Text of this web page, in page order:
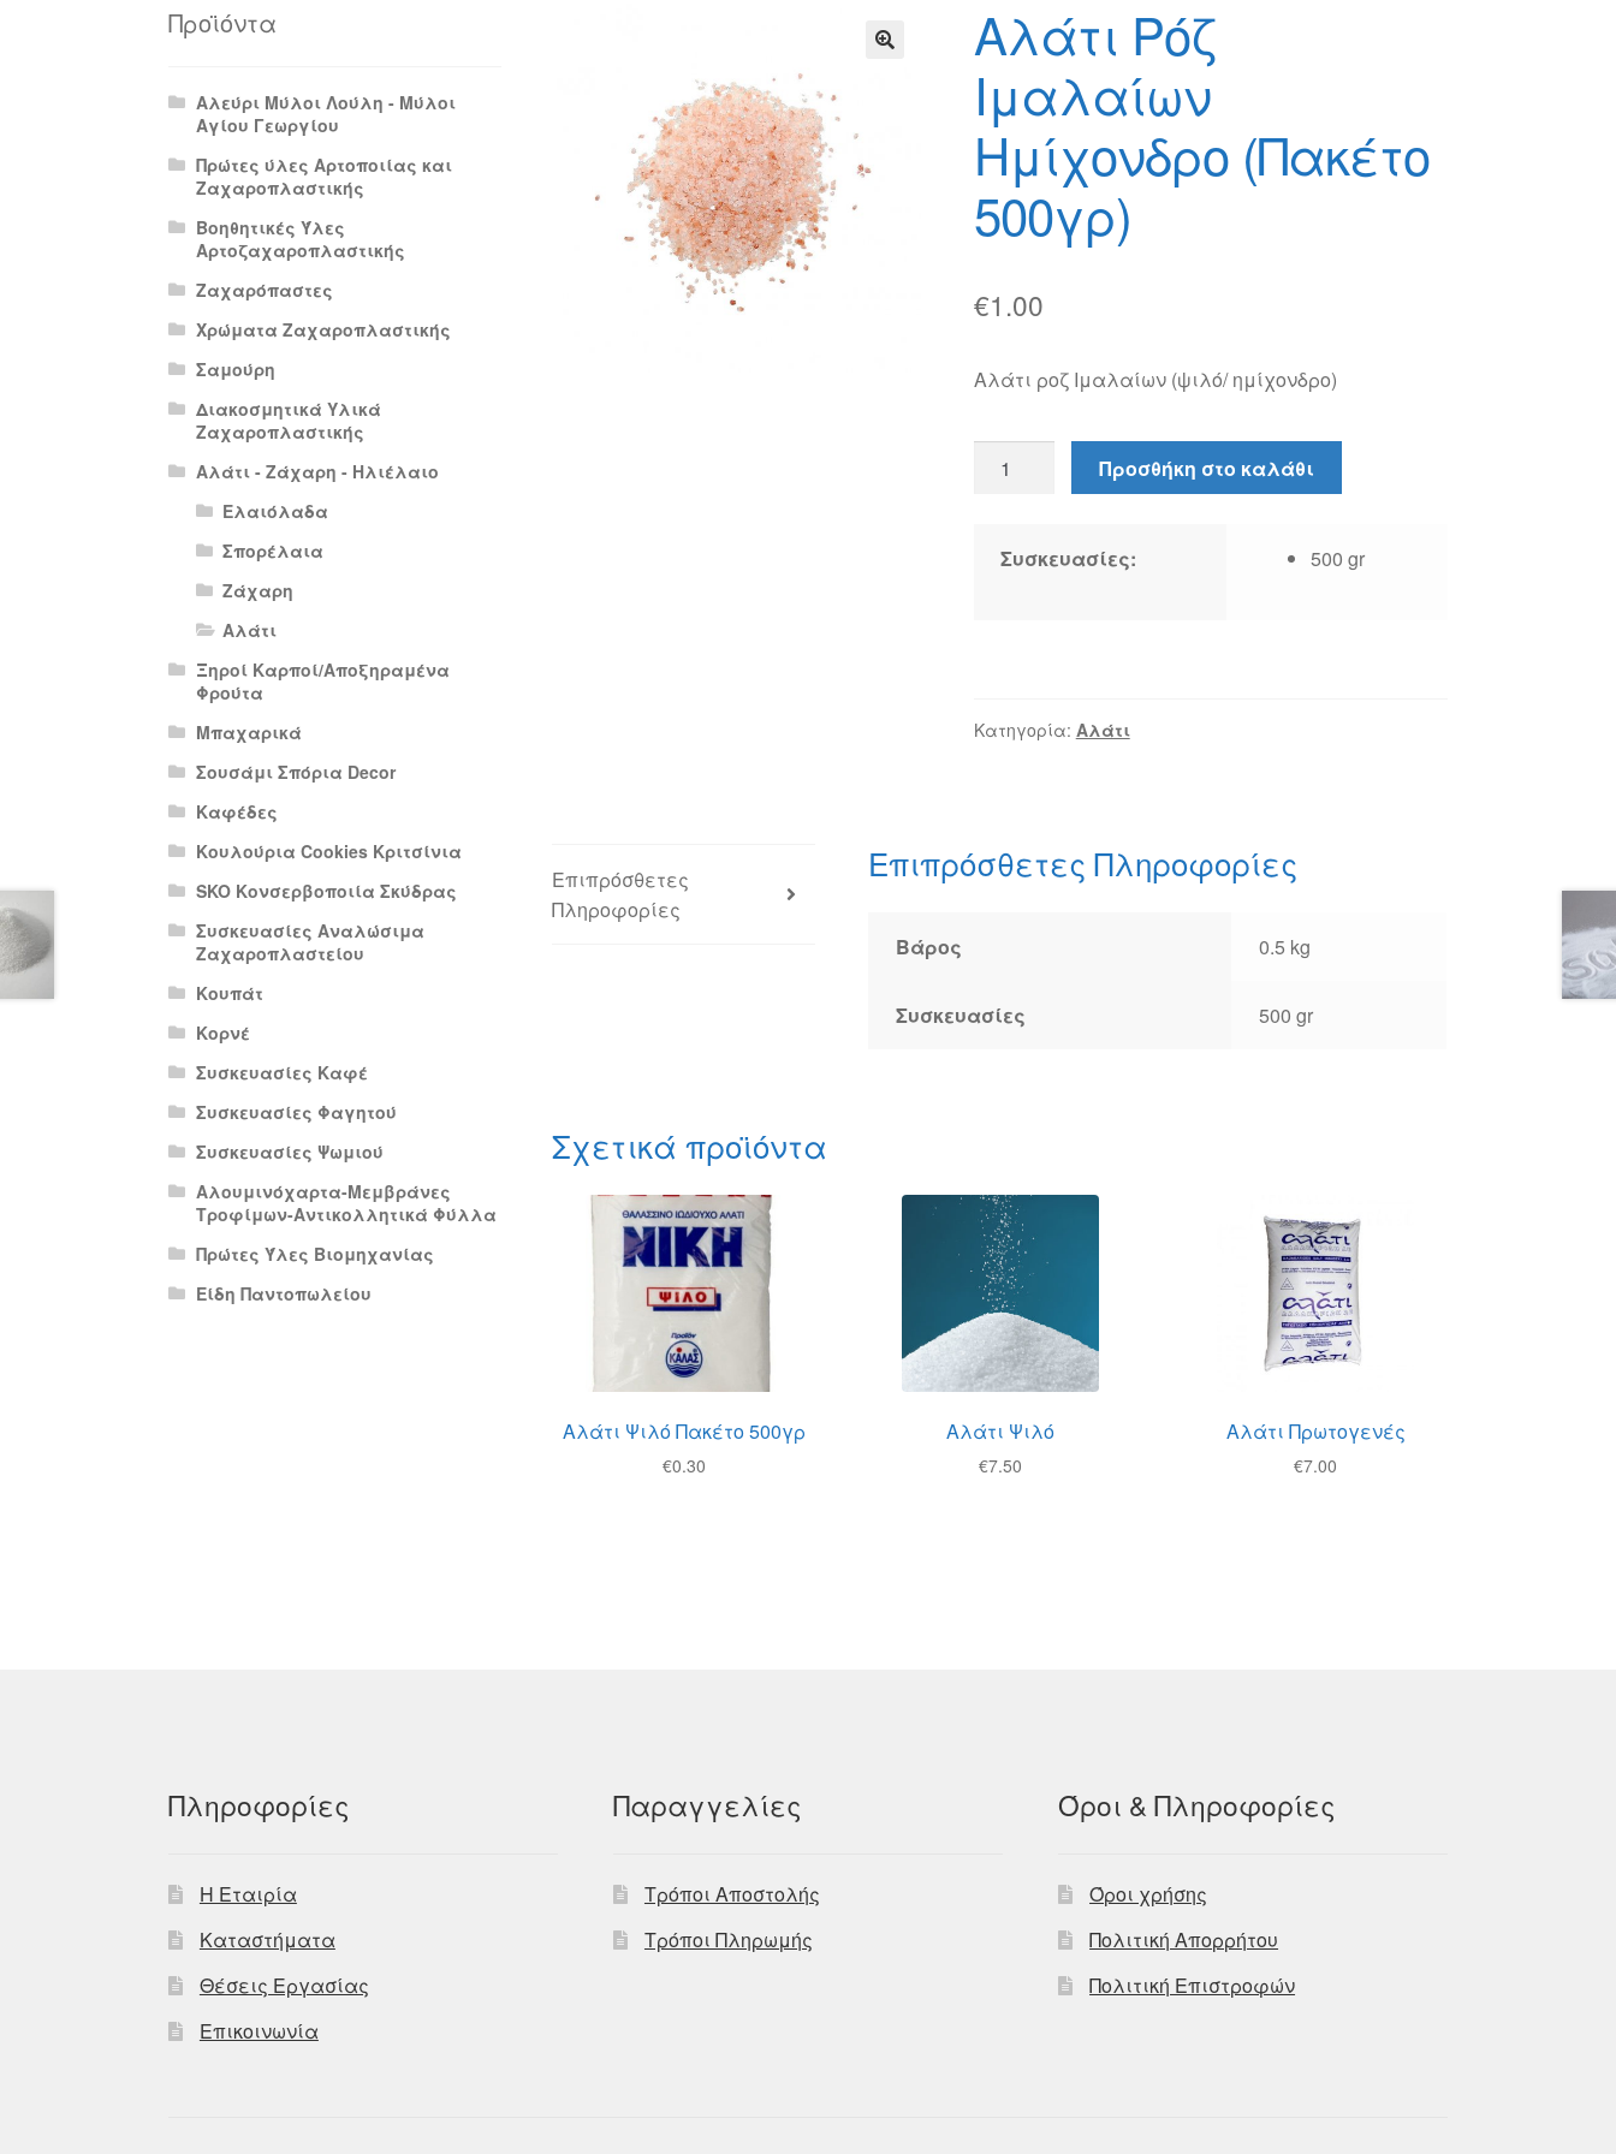
Πολιτική Απορρήτου
Αλάτι Ρόζ
Ιμαλαίων
Ημίχονδρο (Πακέτο
500γρ)
€1.00
Αλάτι ροζ Ιμαλαίων (ψιλό/ ημίχονδρο)
Ρόζ
Ημίχονδρο
(Πακέτο
Προσθήκη στο καλάθι
Συσκευασίες: 500 gr
Κατηγορία: Αλάτι
Επιπρόσθετες
Πληροφορίες
Επιπρόσθετες Πληροφορίες
Βάρος 0.5 kg
Συσκευασίες 500 gr
Σχετικά προϊόντα
Αλάτι Ψιλό Πακέτο 500γρ
€0.30
Αλάτι Ψιλό
€7.50
Αλάτι Πρωτογενές
€7.00
Προϊόντα
Αλεύρι Μύλοι Λούλη - Μύλοι
Αγίου Γεωργίου
Πρώτες ύλες Αρτοποιίας και
Ζαχαροπλαστικής
Βοηθητικές Ύλες
Αρτοζαχαροπλαστικής
Ζαχαρόπαστες
Χρώματα Ζαχαροπλαστικής
Σαμούρη
Διακοσμητικά Υλικά
Ζαχαροπλαστικής
Αλάτι - Ζάχαρη - Ηλιέλαιο
Ελαιόλαδα
Σπορέλαια
Ζάχαρη
Αλάτι
Ξηροί Καρποί/Αποξηραμένα
Φρούτα
Μπαχαρικά
Σουσάμι Σπόρια Decor
Καφέδες
Κουλούρια Cookies Κριτσίνια
SKO Κονσερβοποιία Σκύδρας
Συσκευασίες Αναλώσιμα
Ζαχαροπλαστείου
Κουπάτ
Κορνέ
Συσκευασίες Καφέ
Συσκευασίες Φαγητού
Συσκευασίες Ψωμιού
Αλουμινόχαρτα-Μεμβράνες
Τροφίμων-Αντικολλητικά Φύλλα
Πρώτες Ύλες Βιομηχανίας
Είδη Παντοπωλείου
Πληροφορίες
Η Εταιρία
Καταστήματα
Θέσεις Εργασίας
Επικοινωνία
Παραγγελίες
Τρόποι Αποστολής
Τρόποι Πληρωμής
Όροι & Πληροφορίες
Όροι χρήσης
Πολιτική Απορρήτου
Πολιτική Επιστροφών